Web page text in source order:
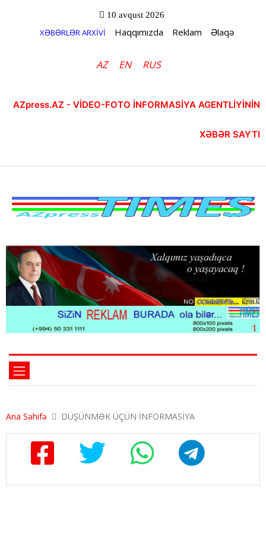
10 avqust 2026
XƏBƏRLƏR ARXİVİ Haqqımızda Reklam Əlaqə
AZ EN RUS
AZpress.AZ - VİDEO-FOTO İNFORMASİYA AGENTLİYİNİN
XƏBƏR SAYTI
Ana Səhifə DÜŞÜNMƏK ÜÇÜN İNFORMASİYA